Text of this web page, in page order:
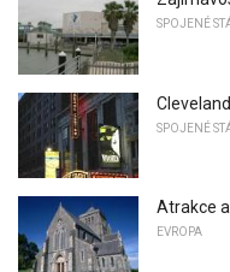
SPOJENÉ
SPOJENÉ
Atrakce
EVROPA